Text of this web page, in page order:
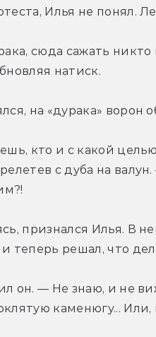
Илья не понял.
сюда сажать
натиск.
на «дурака» ворон
кто и с какой
с дуба на
признался Илья. В
теперь решал, что
он. — Не знаю, и не
каменюгу...